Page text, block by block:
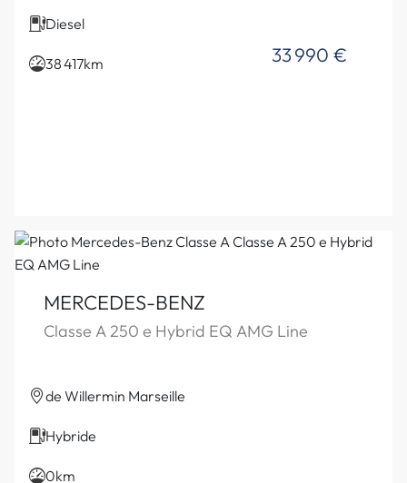
Diesel
38 417km 33 990 €
MERCEDES-BENZ
Classe A 250 e Hybrid EQ AMG Line
de Willermin Marseille
Hybride
0km